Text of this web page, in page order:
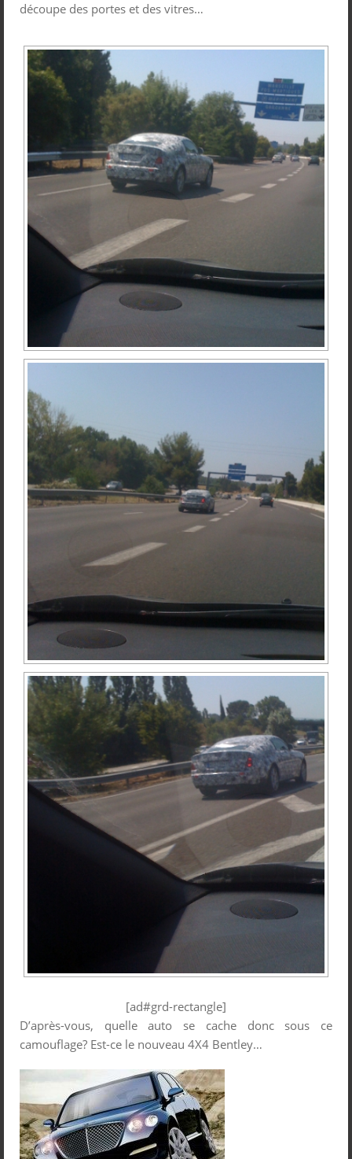
découpe des portes et des vitres…
[ad#grd-rectangle]
D’après-vous, quelle auto se cache donc sous ce
camouflage? Est-ce le nouveau 4X4 Bentley…